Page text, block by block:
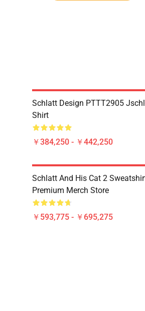
Schlatt Design PTTT2905
Shirt
￥384,250 - ￥442,250
Schlatt And His Cat 2
Premium Merch Store
￥593,775 - ￥695,275